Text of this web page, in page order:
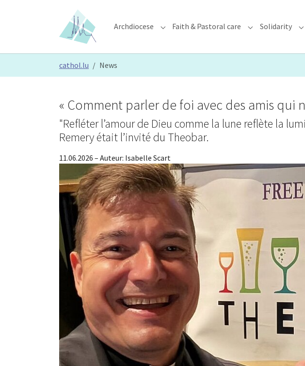
Archdiocese Submenu for "Archdiocese"
Faith & Pastoral care Submenu for
Solidarity
cathol.lu News
« Comment parler de foi avec des amis qui
"Refléter l’amour de Dieu comme la lune reflète la
Remery était l’invité du Theobar.
11.06.2026 – Auteur: Isabelle Scart